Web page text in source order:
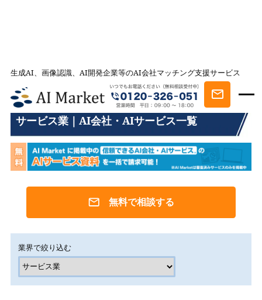
生成AI、画像認識、AI開発企業等のAI会社マッチング支援サービス
AI会社とのマッチングは AI Market
サービス業｜AI会社・AIサービス一覧
サービス業｜AI会社・AIサービス一覧
無料で相談する
業界で絞り込む